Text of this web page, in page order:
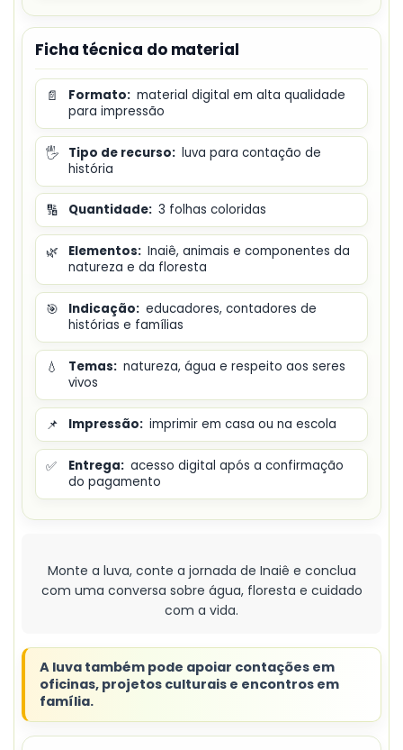
Ficha técnica do material
📄 Formato: material digital em alta qualidade
para impressão
🖐️ Tipo de recurso: luva para contação de
história
🔢 Quantidade: 3 folhas coloridas
🌿 Elementos: Inaiê, animais e componentes da
natureza e da floresta
🎯 Indicação: educadores, contadores de
histórias e famílias
💧 Temas: natureza, água e respeito aos seres
vivos
📌 Impressão: imprimir em casa ou na escola
✅ Entrega: acesso digital após a confirmação
do pagamento
Monte a luva, conte a jornada de Inaiê e conclua
com uma conversa sobre água, floresta e cuidado
com a vida.
A luva também pode apoiar contações em
oficinas, projetos culturais e encontros em
família.